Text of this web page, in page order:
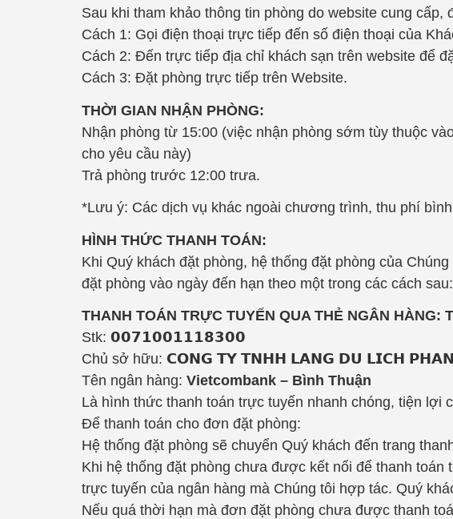
Sau khi tham khảo thông tin phòng do website cung
Cách 1: Gọi điện thoại trực tiếp đến số điện thoại của
Cách 2: Đến trực tiếp địa chỉ khách sạn trên website để
Cách 3: Đặt phòng trực tiếp trên Website.
THỜI GIAN NHẬN PHÒNG:
Nhận phòng từ 15:00 (việc nhận phòng sớm tùy thuộc
cho yêu cầu này)
Trả phòng trước 12:00 trưa.
*Lưu ý: Các dịch vụ khác ngoài chương trình, thu phí
HÌNH THỨC THANH TOÁN:
Khi Quý khách đặt phòng, hệ thống đặt phòng của
đặt phòng vào ngày đến hạn theo một trong các cách sau:
THANH TOÁN TRỰC TUYẾN QUA THẺ NGÂN HÀNG:
Stk: 𝟬𝟬𝟳𝟭𝟬𝟬𝟭𝟭𝟭𝟴𝟯𝟬𝟬
Chủ sở hữu: 𝗖𝗢𝗡𝗚 𝗧𝗬 𝗧𝗡𝗛𝗛 𝗟𝗔𝗡𝗚 𝗗𝗨 𝗟𝗜𝗖𝗛
Tên ngân hàng: Vietcombank – Bình Thuận
Là hình thức thanh toán trực tuyến nhanh chóng, tiện lợi
Để thanh toán cho đơn đặt phòng:
Hệ thống đặt phòng sẽ chuyển Quý khách đến trang
Khi hệ thống đặt phòng chưa được kết nối để thanh
trực tuyến của ngân hàng mà Chúng tôi hợp tác. Quý
Nếu quá thời hạn mà đơn đặt phòng chưa được thanh